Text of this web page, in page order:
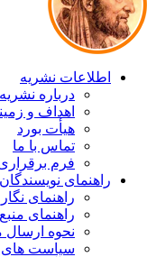
اطلاعات نشریه
درباره نشریه
اهداف و
هیأت بورد
تماس با ما
فرم برقراری
راهنمای نویسندگان
راهنمای
راهنمای
نحوه ارسال
سیاست های